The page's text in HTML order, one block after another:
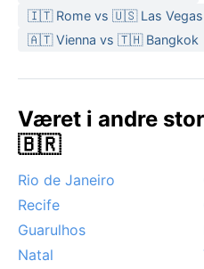
Værmessig er den beste
fra august til oktober, når
oversvømmelser i gatene,
månedene byr på klare
Atlanterhavet. Tåke
innbydende over 26 °C
og vannsport.
🇮🇹 Rome vs 🇺🇸 Las Vegas
🇦🇹 Vienna vs 🇹🇭 Bangkok
Været i andre
🇧🇷
Rio de Janeiro
Recife
Guarulhos
Natal